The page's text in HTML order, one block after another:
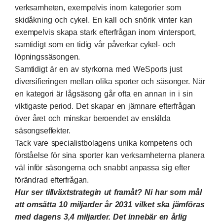
verksamheten, exempelvis inom kategorier som
skidåkning och cykel. En kall och snörik vinter kan
exempelvis skapa stark efterfrågan inom vintersport,
samtidigt som en tidig vår påverkar cykel- och
löpningssäsongen.
Samtidigt är en av styrkorna med WeSports just
diversifieringen mellan olika sporter och säsonger. När
en kategori är lågsäsong går ofta en annan in i sin
viktigaste period. Det skapar en jämnare efterfrågan
över året och minskar beroendet av enskilda
säsongseffekter.
Tack vare specialistbolagens unika kompetens och
förståelse för sina sporter kan verksamheterna planera
väl inför säsongerna och snabbt anpassa sig efter
förändrad efterfrågan.
Hur ser tillväxtstrategin ut framåt? Ni har som mål
att omsätta 10 miljarder år 2031 vilket ska jämföras
med dagens 3,4 miljarder. Det innebär en årlig